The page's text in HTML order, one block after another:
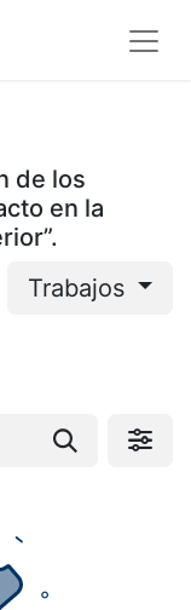
de los
en la
Trabajos